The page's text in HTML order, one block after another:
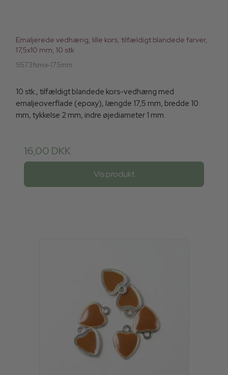
Emaljerede vedhæng, lille kors, tilfældigt blandede farver,
17,5x10 mm, 10 stk
9573fsmix-17.5mm
10 stk., tilfældigt blandede kors-vedhæng med
emaljeoverflade (epoxy), længde 17,5 mm, bredde 10
mm, tykkelse 2 mm, indre øjediameter 1 mm.
16,00 DKK
Vis produkt